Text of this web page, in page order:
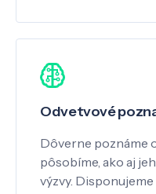
Odvetvové
Dôverne poznáme
pôsobíme, ako aj
výzvy.